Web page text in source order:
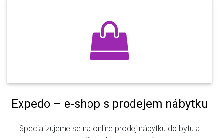
Expedo – e-shop s prodejem nábytku
Specializujeme se na online prodej nábytku do bytu a